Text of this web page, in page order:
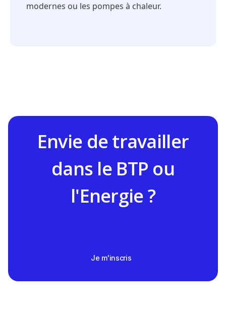
modernes ou les pompes à chaleur.
Envie de travailler
dans le BTP ou
l'Energie ?
Je m'inscris